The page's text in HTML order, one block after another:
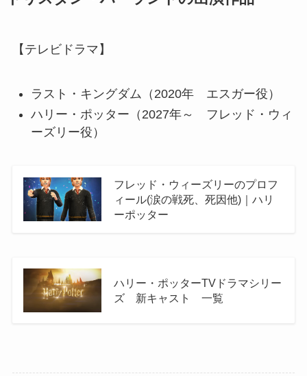
【テレビドラマ】
ラスト・キングダム（2020年 エスガー役）
ハリー・ポッター（2027年～ フレッド・ウィ
ーズリー役）
フレッド・ウィーズリーのプロフ
ィール(涙の戦死、死因他)｜ハリ
ーポッター
ハリー・ポッターTVドラマシリー
ズ 新キャスト 一覧